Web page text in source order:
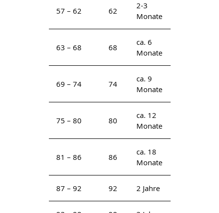
57 – 62 62
2-3
Monate
63 – 68 68
ca. 6
Monate
69 – 74 74
ca. 9
Monate
75 – 80 80
ca. 12
Monate
81 – 86 86
ca. 18
Monate
87 – 92 92 2 Jahre